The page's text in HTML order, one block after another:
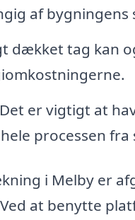
af
dækket tag kan
Det er vigtigt at
processen
i Melby er
at benytte